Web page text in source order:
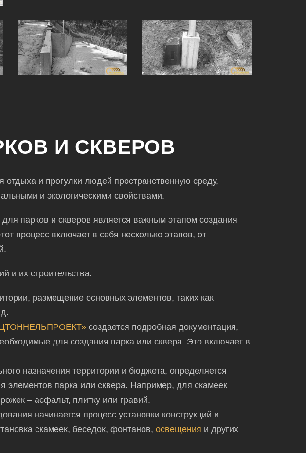
И СКВЕРОВ
отдыха и прогулки людей пространственную среду,
и экологическими свойствами.
для парков и скверов является важным этапом создания
процесс включает в себя несколько этапов, от
и их строительства:
размещение основных элементов, таких как
» создается подробная документация,
для создания парка или сквера. Это включает в
назначения территории и бюджета, определяется
элементов парка или сквера. Например, для скамеек
– асфальт, плитку или гравий.
начинается процесс установки конструкций и
скамеек, беседок, фонтанов, освещения и других